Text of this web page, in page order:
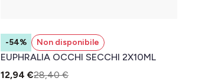
-54% Non disponibile
EUPHRALIA OCCHI SECCHI 2X10ML
12,94 €28,40 €